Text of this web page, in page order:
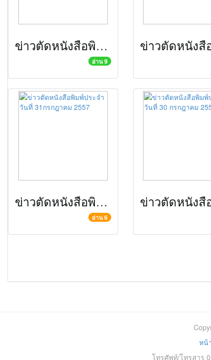
ข่าวตัดหนังสือพิมพ์ประจำวันที่ 6 สิงหาคม 2557
อ่าน 9
ข่าวตัดหนังสือพิมพ์ประจำวันที่ 31กรกฎาคม 2557
อ่าน 6
หน้
โทรศัพท์/โทรสาร